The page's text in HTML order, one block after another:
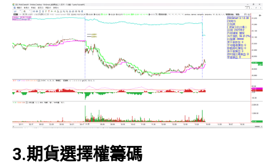
3.期貨選擇權籌碼